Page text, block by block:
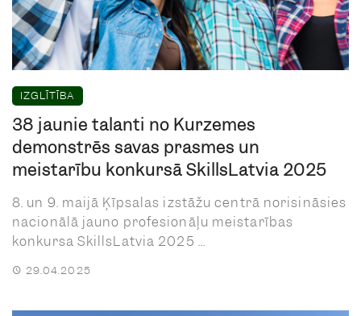
IZGLĪTĪBA
38 jaunie talanti no Kurzemes
demonstrēs savas prasmes un
meistarību konkursā SkillsLatvia 2025
8. un 9. maijā Ķīpsalas izstāžu centrā norisināsies
nacionālā jauno profesionāļu meistarības
konkursa SkillsLatvia 2025 ...
29.04.2025